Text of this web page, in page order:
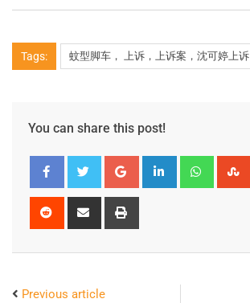
Tags: 蚊型脚车， 上诉，上诉案，沈可婷上诉
You can share this post!
Previous article